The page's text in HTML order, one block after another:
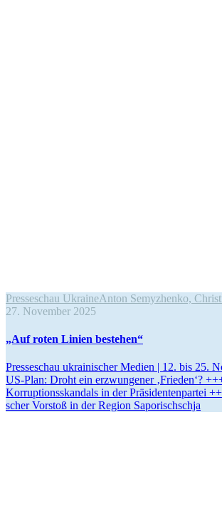
Presseschau UkraineAnton Semyzhenko,
27. November 2025
„Auf roten Linien bestehen“
Pres­se­schau ukrai­ni­scher Medien | 12. bis 25.
US-Plan: Droht ein erzwun­ge­ner ‚Frieden‘?
Kor­rup­ti­ons­skan­dals in der Prä­si­den­ten­par­tei
scher Vorstoß in der Region Saporischschja